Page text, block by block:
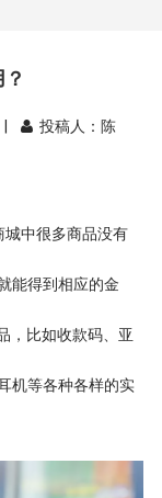
| 投稿人：陈
城中很多商品没有
能得到相应的金
，比如收款码、亚
机等各种各样的实